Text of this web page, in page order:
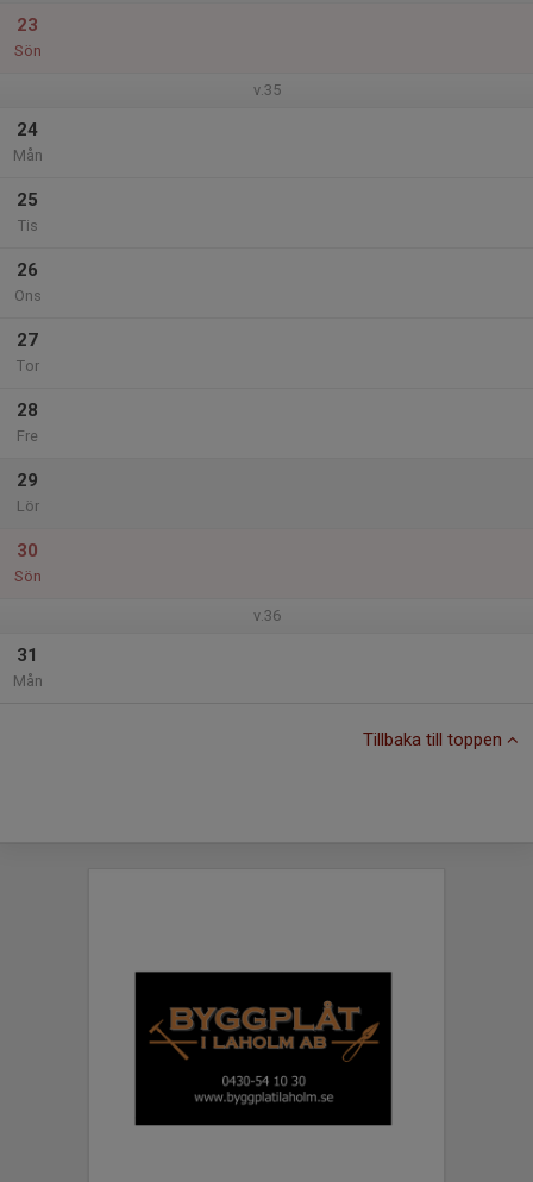
23
Sön
v.35
24
Mån
25
Tis
26
Ons
27
Tor
28
Fre
29
Lör
30
Sön
v.36
31
Mån
Tillbaka till toppen